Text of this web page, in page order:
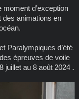
d’exception
des animations en
Paralympiques d’été
épreuves de voile
juillet au 8 août 2024 .